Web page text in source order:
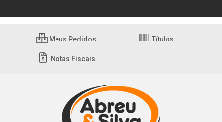
Meus Pedidos Títulos
Notas Fiscais